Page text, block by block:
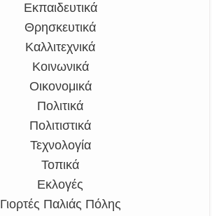
Εκπαιδευτικά
Θρησκευτικά
Καλλιτεχνικά
Κοινωνικά
Οικονομικά
Πολιτικά
Πολιτιστικά
Τεχνολογία
Τοπικά
Εκλογές
Γιορτές Παλιάς Πόλης